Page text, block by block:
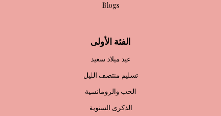
Blogs
الفئة الأولى
عيد ميلاد سعيد
تسليم منتصف الليل
الحب والرومانسية
الذكرى السنوية